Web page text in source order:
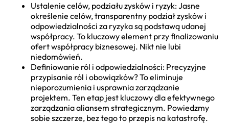
Ustalenie celów, podziału zysków i ryzyk: Jasne
określenie celów, transparentny podział zysków i
odpowiedzialności za ryzyka są podstawą udanej
współpracy. To kluczowy element przy finalizowaniu
ofert współpracy biznesowej. Nikt nie lubi
niedomówień.
Definiowanie ról i odpowiedzialności: Precyzyjne
przypisanie ról i obowiązków? To eliminuje
nieporozumienia i usprawnia zarządzanie
projektem. Ten etap jest kluczowy dla efektywnego
zarządzania aliansem strategicznym. Powiedzmy
sobie szczerze, bez tego to przepis na katastrofę.